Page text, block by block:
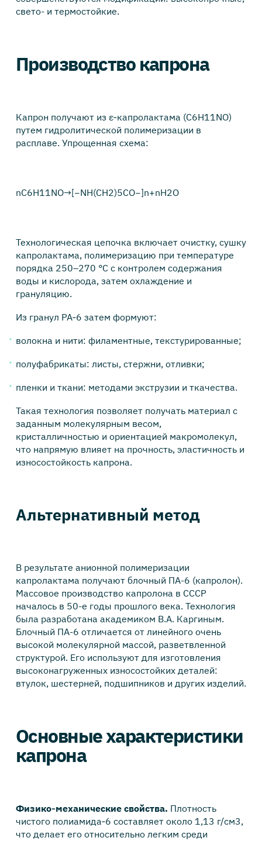
свето- и термостойкие.
Производство капрона
Капрон получают из ε‑капролактама (C6H11NO)
путем гидролитической полимеризации в
расплаве. Упрощенная схема:
nC6H11NO→[−NH(CH2)5CO−]n+nH2O
Технологическая цепочка включает очистку, сушку
капролактама, полимеризацию при температуре
порядка 250–270 °C с контролем содержания
воды и кислорода, затем охлаждение и
грануляцию.
Из гранул PA‑6 затем формуют:
волокна и нити: филаментные, текстурированные;
полуфабрикаты: листы, стержни, отливки;
пленки и ткани: методами экструзии и ткачества.
Такая технология позволяет получать материал с
заданным молекулярным весом,
кристалличностью и ориентацией макромолекул,
что напрямую влияет на прочность, эластичность и
износостойкость капрона.
Альтернативный метод
В результате анионной полимеризации
капролактама получают блочный ПА-6 (капролон).
Массовое производство капролона в СССР
началось в 50-е годы прошлого века. Технология
была разработана академиком В.А. Каргиным.
Блочный ПА-6 отличается от линейного очень
высокой молекулярной массой, разветвленной
структурой. Его используют для изготовления
высоконагруженных износостойких деталей:
втулок, шестерней, подшипников и других изделий.
Основные характеристики
капрона
Физико‑механические свойства. Плотность
чистого полиамида‑6 составляет около 1,13 г/см3,
что делает его относительно легким среди